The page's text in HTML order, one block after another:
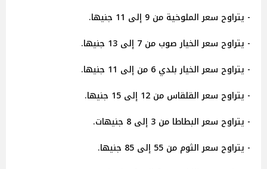
- يتراوح سعر الملوخية من 9 إلى 11 جنيها.
- يتراوح سعر الخيار صوب من 7 إلى 13 جنيها.
- يتراوح سعر الخيار بلدي 6 من إلى 11 جنيها.
- يتراوح سعر القلقاس من 12 إلى 15 جنيها.
- يتراوح سعر البطاطا من 3 إلى 8 جنيهات.
- يتراوح سعر الثوم من 55 إلى 85 جنيها.